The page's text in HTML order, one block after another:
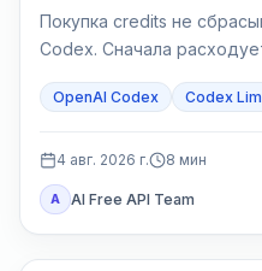
Покупка credits не
Codex. Сначала
доступные кредиты.
OpenAI Codex Codex
4 авг. 2026 г. 8 мин
A AI Free API Team